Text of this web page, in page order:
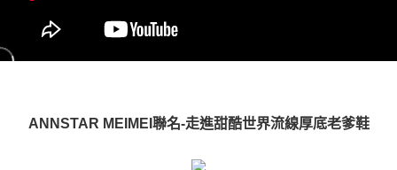
ANNSTAR MEIMEI聯名-走進甜酷世界流線厚底老爹鞋